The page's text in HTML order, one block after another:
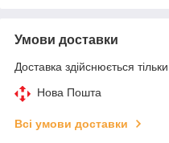
Умови доставки
Доставка здійснюється
Нова Пошта
Всі умови доставки